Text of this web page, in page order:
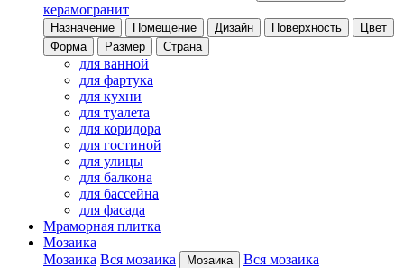
керамогранит
Назначение Помещение Дизайн Поверхность
Цвет
Форма
Размер Страна
для ванной
для фартука
для кухни
для туалета
для коридора
для гостиной
для улицы
для балкона
для бассейна
для фасада
Мраморная плитка
Мозаика
Мозаика Вся мозаика Мозаика Вся мозаика